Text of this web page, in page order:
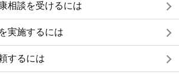
相談を受けるには
実施するには
するには